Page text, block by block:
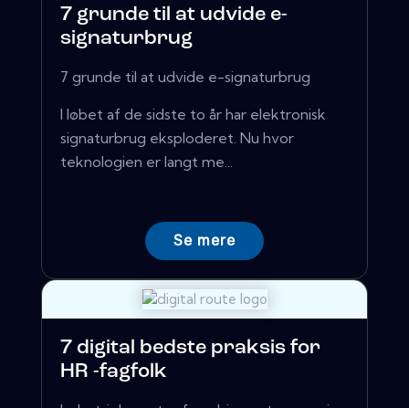
7 grunde til at udvide e-
signaturbrug
7 grunde til at udvide e-signaturbrug
I løbet af de sidste to år har elektronisk
signaturbrug eksploderet. Nu hvor
teknologien er langt me...
Se mere
7 digital bedste praksis for
HR -fagfolk